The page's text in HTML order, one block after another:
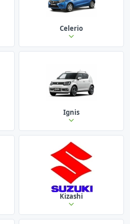
Celerio
Ignis
Kizashi